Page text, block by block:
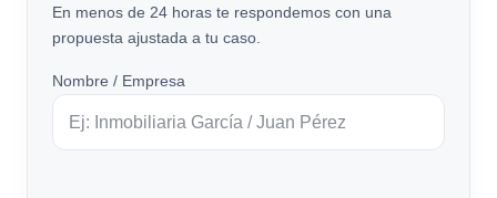
En menos de 24 horas te respondemos con una
propuesta ajustada a tu caso.
Nombre / Empresa